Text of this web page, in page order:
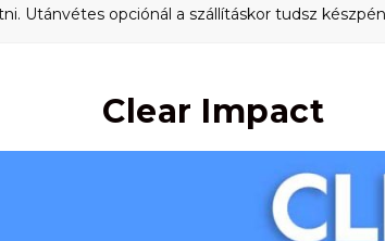
Utánvétes opciónál a szállításkor tudsz
Clear Impact